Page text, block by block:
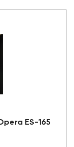
ES-165